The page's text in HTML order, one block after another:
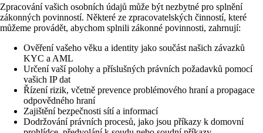
Zpracování vašich osobních údajů může být nezbytné pro splnění
zákonných povinností. Některé ze zpracovatelských činností, které
můžeme provádět, abychom splnili zákonné povinnosti, zahrnují:
Ověření vašeho věku a identity jako součást našich závazků
KYC a AML
Určení vaší polohy a příslušných právních požadavků pomocí
vašich IP dat
Řízení rizik, včetně prevence problémového hraní a propagace
odpovědného hraní
Zajištění bezpečnosti sítí a informací
Dodržování právních procesů, jako jsou příkazy k domovní